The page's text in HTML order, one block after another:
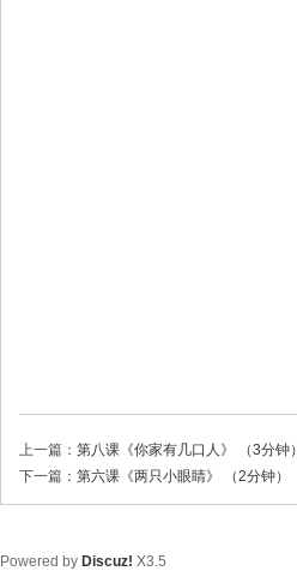
上一篇： 第八课《你家有几口人》 （3分钟）
下一篇： 第六课《两只小眼睛》 （2分钟）
Powered by Discuz! X3.5